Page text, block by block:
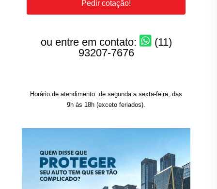
Pedir cotação!
ou entre em contato:
(11)
93207-7676
Horário de atendimento: de segunda a sexta-feira, das
9h às 18h (exceto feriados).